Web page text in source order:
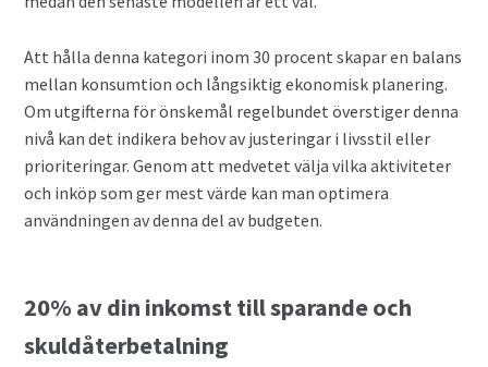
Att hålla denna kategori inom 30 procent skapar en balans
mellan konsumtion och långsiktig ekonomisk planering.
Om utgifterna för önskemål regelbundet överstiger denna
nivå kan det indikera behov av justeringar i livsstil eller
prioriteringar. Genom att medvetet välja vilka aktiviteter
och inköp som ger mest värde kan man optimera
användningen av denna del av budgeten.
20% av din inkomst till sparande och
skuldåterbetalning